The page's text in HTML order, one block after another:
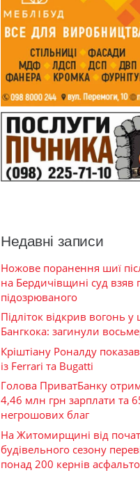
Недавні записи
Ножове поранення шиї
на Бердичівщині суд взяв
підозрюваного
Підліток відкрив вогонь у
Бангкока: загинули
Кріштіану Роналду
із Ferrari та Bugatti
Голова ПриватБанку
4,46 млн грн зарплати та
негрошових благ
На Житомирщині від
будівельного сезону
понад 200 кернів